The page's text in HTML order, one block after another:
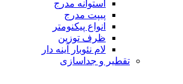
استوانه مدرج
پیپت مدرج
انواع پیکنومتر
ظرف توزین
لام نئوبار آینه دار
تقطیر و جداسازی